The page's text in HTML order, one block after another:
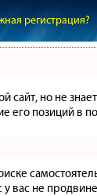
регистрация?
сайт, но не
его позиций в
вас не